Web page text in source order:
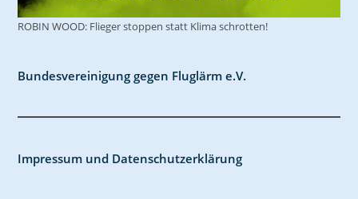
ROBIN WOOD: Flieger stoppen statt Klima schrotten!
Bundesvereinigung gegen Fluglärm e.V.
Impressum und Datenschutzerklärung